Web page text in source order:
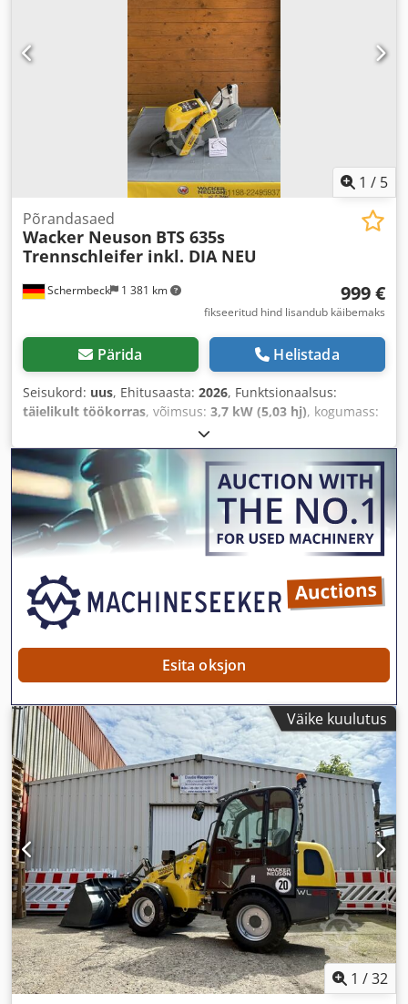
1 / 5
Schermbeck 1 381 km
Põrandasaed
Wacker Neuson BTS 635s
Trennschleifer inkl. DIA NEU
999 €
fikseeritud hind lisandub käibemaks
Pärida Helistada
Seisukord: uus, Ehitusaasta: 2026, Funktsionaalsus:
täielikult töökorras, võimsus: 3,7 kW (5,03 hj), kogumass:
Esita oksjon
Väike kuulutus
1 /32